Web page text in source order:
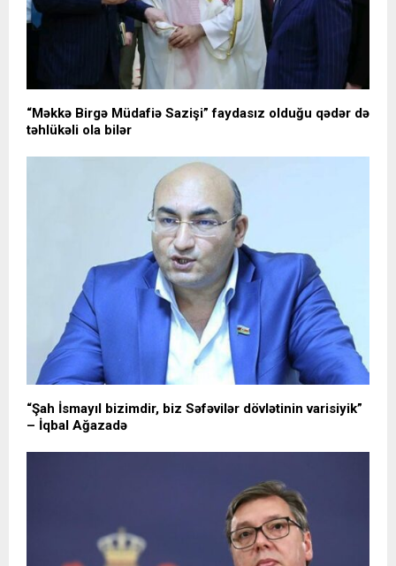
“Məkkə Birgə Müdafiə Sazişi” faydasız olduğu qədər də
təhlükəli ola bilər
“Şah İsmayıl bizimdir, biz Səfəvilər dövlətinin varisiyik”
– İqbal Ağazadə